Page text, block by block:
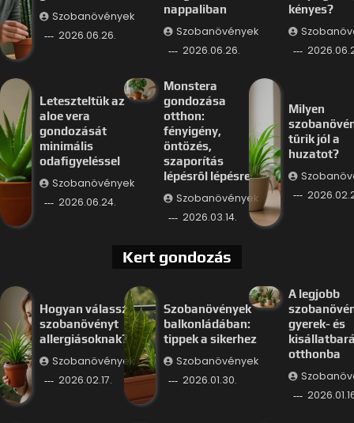
Szobanövények
2026.06.26.
nappaliban
Szobanövények
2026.06.26.
kényes?
Leteszteltük az
aloe vera
gondozását
minimális
odafigyeléssel
Szobanövények
2026.06.24.
Monstera
gondozása
otthon:
fényigény,
öntözés,
szaporítás
lépésről lépésre
Szobanövények
2026.03.14.
Milyen
tűrik jól a
huzatot?
Kert gondozás
Hogyan válassz
szobanövényt
allergiásoknak?
Szobanövények
2026.02.17.
Szobanövények
balkonládában:
tippek a sikerhez
Szobanövények
2026.01.30.
A legjobb
gyerek- és
otthonba